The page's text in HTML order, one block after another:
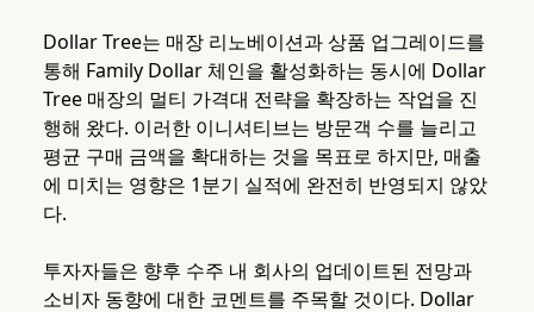
Dollar Tree는 매장 리노베이션과 상품 업그레이드를
통해 Family Dollar 체인을 활성화하는 동시에 Dollar
Tree 매장의 멀티 가격대 전략을 확장하는 작업을 진
행해 왔다. 이러한 이니셔티브는 방문객 수를 늘리고
평균 구매 금액을 확대하는 것을 목표로 하지만, 매출
에 미치는 영향은 1분기 실적에 완전히 반영되지 않았
다.
투자자들은 향후 수주 내 회사의 업데이트된 전망과
소비자 동향에 대한 코멘트를 주목할 것이다. Dollar